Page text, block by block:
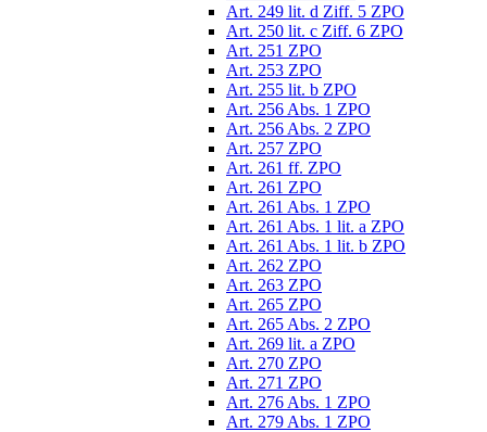
Art. 249 lit. d Ziff. 5 ZPO
Art. 250 lit. c Ziff. 6 ZPO
Art. 251 ZPO
Art. 253 ZPO
Art. 255 lit. b ZPO
Art. 256 Abs. 1 ZPO
Art. 256 Abs. 2 ZPO
Art. 257 ZPO
Art. 261 ff. ZPO
Art. 261 ZPO
Art. 261 Abs. 1 ZPO
Art. 261 Abs. 1 lit. a ZPO
Art. 261 Abs. 1 lit. b ZPO
Art. 262 ZPO
Art. 263 ZPO
Art. 265 ZPO
Art. 265 Abs. 2 ZPO
Art. 269 lit. a ZPO
Art. 270 ZPO
Art. 271 ZPO
Art. 276 Abs. 1 ZPO
Art. 279 Abs. 1 ZPO